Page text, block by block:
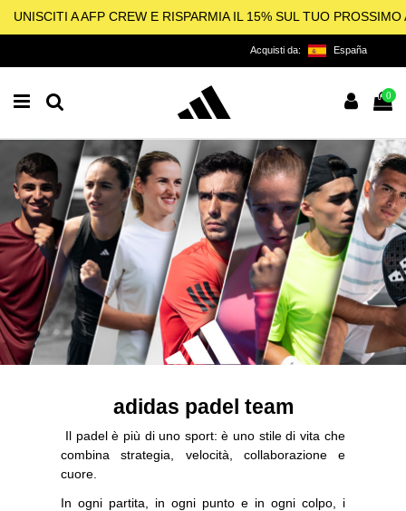
UNISCITI A AFP CREW E RISPARMIA IL 15% SUL TUO PROSSIMO
Acquisti da: España
0
adidas padel team
Il padel è più di uno sport: è uno stile di vita che
combina strategia, velocità, collaborazione e
cuore.
In ogni partita, in ogni punto e in ogni colpo, i